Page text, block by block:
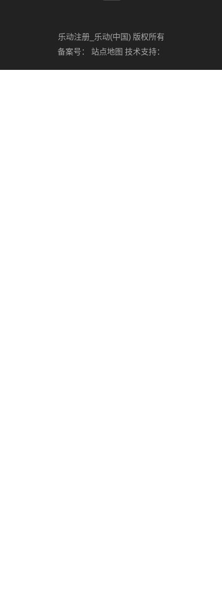
乐动注册_乐动(中国) 版权所有
备案号： 站点地图 技术支持：